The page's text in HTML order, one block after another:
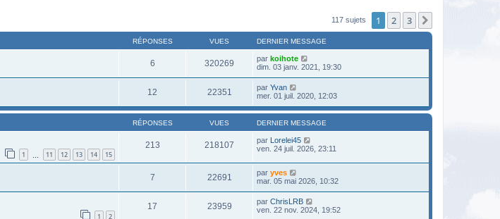
117 sujets 1 2 3
RÉPONSES VUES DERNIER MESSAGE
6 320269 par koihote
dim. 03 janv. 2021, 19:30
12 22351 par Yvan
mer. 01 juil. 2020, 12:03
RÉPONSES VUES DERNIER MESSAGE
1 11 12 13 14 15
213 218107 par Lorelei45
ven. 24 juil. 2026, 23:11
7 22691 par yves
mar. 05 mai 2026, 10:32
1 2
17 23959 par ChrisLRB
ven. 22 nov. 2024, 19:52